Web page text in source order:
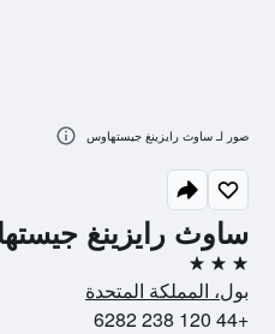
ساوث رايزينغ
3 نجوم
بول، المملكة المتحدة
+44 120 238 6282
صور لـ ساوث رايزينغ جيستهاوس